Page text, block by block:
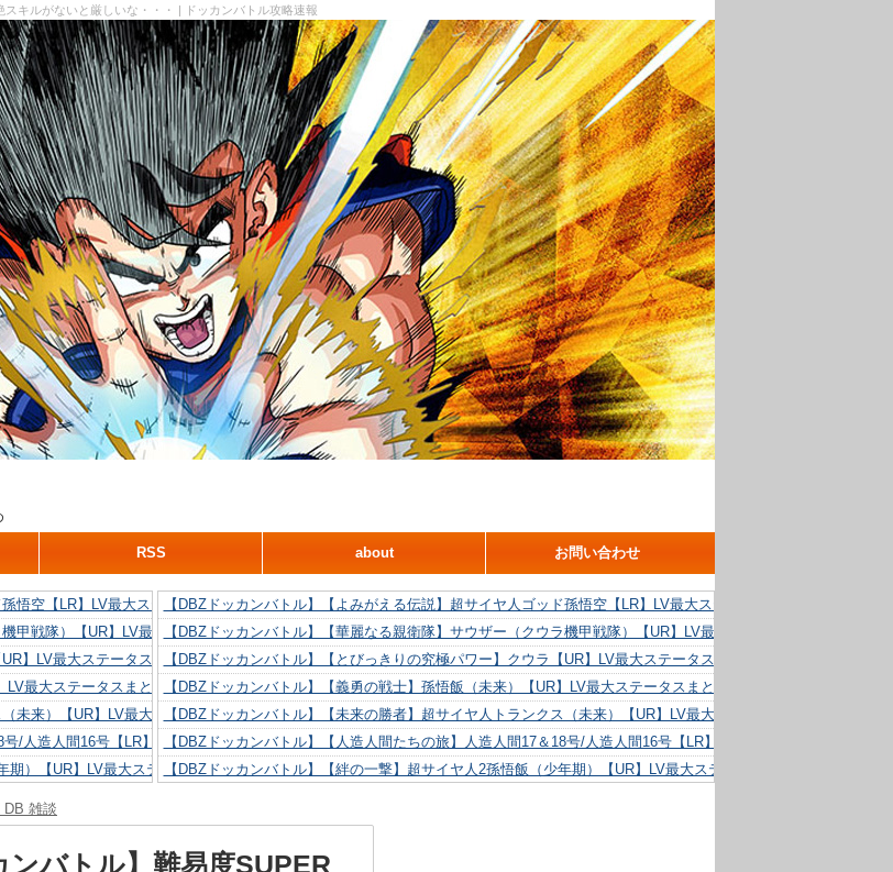
キルがないと厳しいな・・・ | ドッカンバトル攻略速報
RSS about お問い合わせ
悟空【LR】LV最大ステータスまとめ！
甲戦隊）【UR】LV最大ステータスまとめ！
】LV最大ステータスまとめ！
LV最大ステータスまとめ！
未来）【UR】LV最大ステータスまとめ！
/人造人間16号【LR】LV最大ステータスまとめ！
期）【UR】LV最大ステータスまとめ！
】LV最大ステータスまとめ！
最大ステータスまとめ！
】LV最大ステータスまとめ！
【DBZドッカンバトル】【よみがえる伝説】超サイヤ人ゴッド孫悟空【LR】LV最大ステータスまとめ！
【DBZドッカンバトル】【華麗なる親衛隊】サウザー（クウラ機甲戦隊）【UR】LV最大ステータスまとめ！
【DBZドッカンバトル】【とびっきりの究極パワー】クウラ【UR】LV最大ステータスまとめ！
【DBZドッカンバトル】【義勇の戦士】孫悟飯（未来）【UR】LV最大ステータスまとめ！
【DBZドッカンバトル】【未来の勝者】超サイヤ人トランクス（未来）【UR】LV最大ステータスまとめ！
【DBZドッカンバトル】【人造人間たちの旅】人造人間17＆18号/人造人間16号【LR】LV最大ステータスまとめ！
【DBZドッカンバトル】【絆の一撃】超サイヤ人2孫悟飯（少年期）【UR】LV最大ステータスまとめ！
【DBZドッカンバトル】【技巧とひらめき】クリリン【UR】LV最大ステータスまとめ！
【DBZドッカンバトル】【新たに得た好機】人造人間16号【UR】LV最大ステータスまとめ！
DB 雑談
ンバトル】難易度SUPER